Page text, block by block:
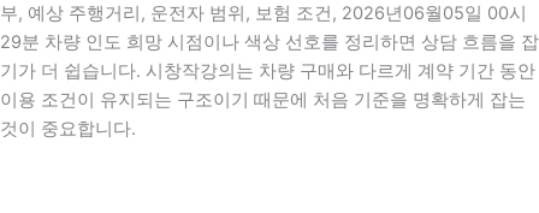
부, 예상 주행거리, 운전자 범위, 보험 조건, 2026년06월05일 00시
29분 차량 인도 희망 시점이나 색상 선호를 정리하면 상담 흐름을 잡
기가 더 쉽습니다. 시창작강의는 차량 구매와 다르게 계약 기간 동안
이용 조건이 유지되는 구조이기 때문에 처음 기준을 명확하게 잡는
것이 중요합니다.